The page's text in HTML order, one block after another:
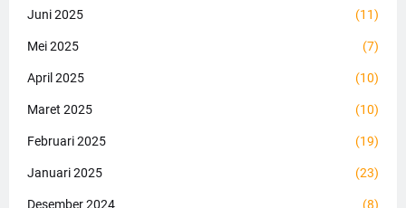
Juni 2025 (11)
Mei 2025 (7)
April 2025 (10)
Maret 2025 (10)
Februari 2025 (19)
Januari 2025 (23)
Desember 2024 (8)